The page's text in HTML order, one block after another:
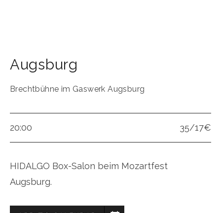
Augsburg
Brechtbühne im Gaswerk Augsburg
20:00 35/17€
HIDALGO Box-Salon beim Mozartfest
Augsburg.